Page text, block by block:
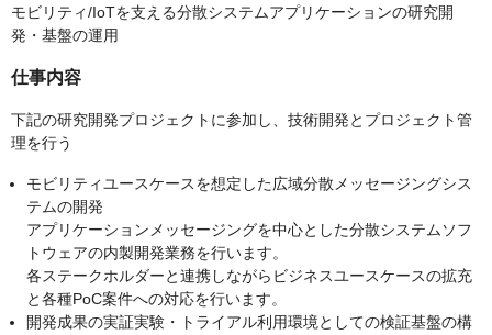
モビリティ/IoTを支える分散システムアプリケーションの研究開
発・基盤の運用
仕事内容
下記の研究開発プロジェクトに参加し、技術開発とプロジェクト管
理を行う
モビリティユースケースを想定した広域分散メッセージングシス
テムの開発
アプリケーションメッセージングを中心とした分散システムソフ
トウェアの内製開発業務を行います。
各ステークホルダーと連携しながらビジネスユースケースの拡充
と各種PoC案件への対応を行います。
開発成果の実証実験・トライアル利用環境としての検証基盤の構